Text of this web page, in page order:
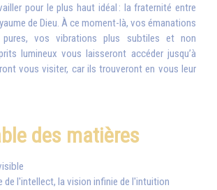
pour le plus haut idéal : la fraternité entre
de Dieu. À ce moment-là, vos émanations
pures, vos vibrations plus subtiles et non
lumineux vous laisseront accéder jusqu’à
vous visiter, car ils trouveront en vous leur
des matières
de l'intellect, la vision infinie de l'intuition